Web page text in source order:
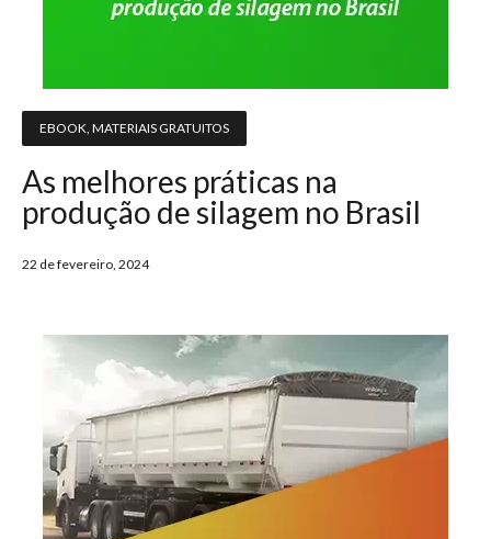
EBOOK MATERIAIS GRATUITOS
As melhores práticas na
produção de silagem no Brasil
22 de fevereiro, 2024